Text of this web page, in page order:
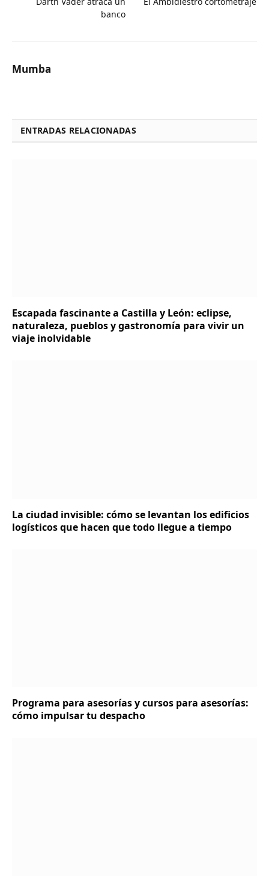
banco
Mumba
ENTRADAS RELACIONADAS
Escapada fascinante a Castilla y León: eclipse,
naturaleza, pueblos y gastronomía para vivir un
viaje inolvidable
La ciudad invisible: cómo se levantan los edificios
logísticos que hacen que todo llegue a tiempo
Programa para asesorías y cursos para asesorías:
cómo impulsar tu despacho